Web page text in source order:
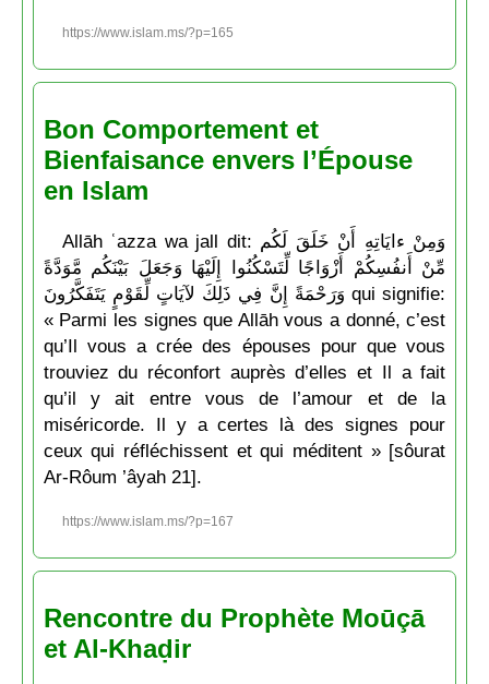
https://www.islam.ms/?p=165
Bon Comportement et
Bienfaisance envers l’Épouse
en Islam
Allāh ʿazza wa jall dit: وَمِنْ ءايَاتِهِ أَنْ خَلَقَ لَكُم
مِّنْ أَنفُسِكُمْ أَزْوَاجًا لِّتَسْكُنُوا إِلَيْهَا وَجَعَلَ بَيْنَكُم مَّوَدَّةً
وَرَحْمَةً إِنَّ فِي ذَلِكَ لآيَاتٍ لِّقَوْمٍ يَتَفَكَّرُونَ qui signifie:
« Parmi les signes que Allāh vous a donné, c’est
qu’Il vous a crée des épouses pour que vous
trouviez du réconfort auprès d’elles et Il a fait
qu’il y ait entre vous de l’amour et de la
miséricorde. Il y a certes là des signes pour
ceux qui réfléchissent et qui méditent » [sôurat
Ar-Rôum ’âyah 21].
https://www.islam.ms/?p=167
Rencontre du Prophète Moūçā
et Al-Khaḍir